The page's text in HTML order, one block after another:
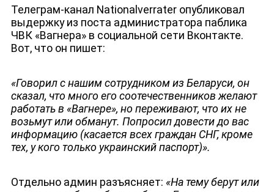
Телеграм-канал Nationalverrater опубликовал
выдержку из поста администратора паблика
ЧВК «Вагнера» в социальной сети Вконтакте.
Вот, что он пишет:
«Говорил с нашим сотрудником из Беларуси, он
сказал, что много его соотечественников желают
работать в «Вагнере», но переживают, что их не
возьмут или обманут. Попросил довести до вас
информацию (касается всех граждан СНГ, кроме
тех, у кого только украинский паспорт)».
Отдельно админ разъясняет: «На тему берут или